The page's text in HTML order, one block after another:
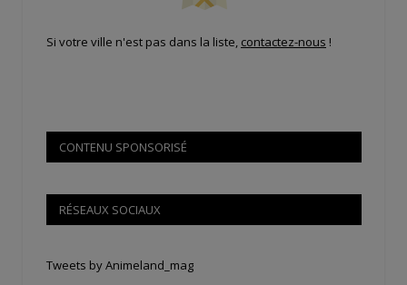
Si votre ville n'est pas dans la liste, contactez-nous !
CONTENU SPONSORISÉ
RÉSEAUX SOCIAUX
Tweets by Animeland_mag